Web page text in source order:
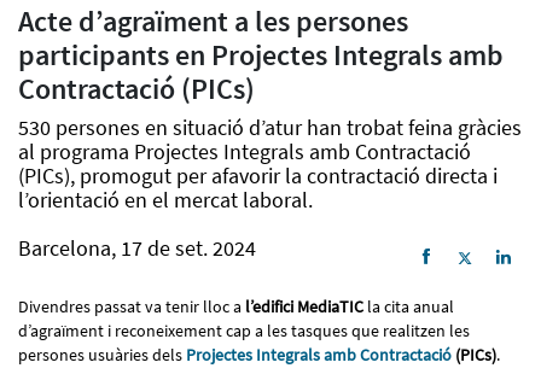
Acte d’agraïment a les persones
participants en Projectes Integrals amb
Contractació (PICs)
530 persones en situació d’atur han trobat feina gràcies
al programa Projectes Integrals amb Contractació
(PICs), promogut per afavorir la contractació directa i
l’orientació en el mercat laboral.
Barcelona, 17 de set. 2024
Divendres passat va tenir lloc a l’edifici MediaTIC la cita anual
d’agraïment i reconeixement cap a les tasques que realitzen les
persones usuàries dels Projectes Integrals amb Contractació (PICs).